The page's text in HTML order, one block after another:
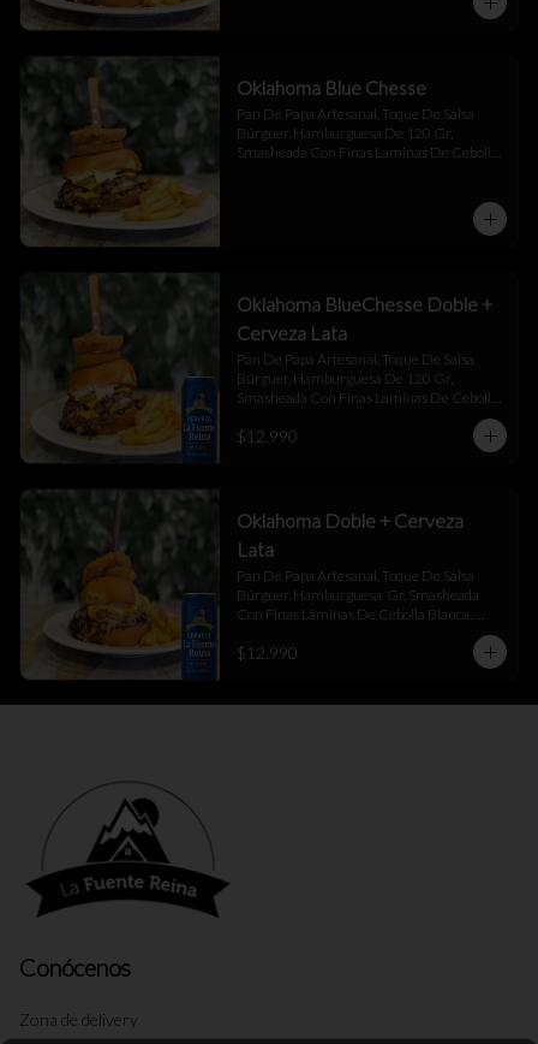
Oklahoma Blue Chesse
Pan De Papa Artesanal, Toque De Salsa
Búrguer, Hamburguesa De 120 Gr,
Smasheada Con Finas Laminas De Cebolla
Oklahoma BlueChesse Doble +
Cerveza Lata
Pan De Papa Artesanal, Toque De Salsa
Búrguer, Hamburguesa De 120 Gr,
Smasheada Con Finas Laminas De Cebolla
Jalapeño Y Toque De Salsa Búrguer .
$12.990
Oklahoma Doble + Cerveza
Lata
Pan De Papa Artesanal, Toque De Salsa
Búrguer, Hamburguesa  Gr, Smasheada
Con Finas Láminas De Cebolla Blanca,
Queso Cheddar Y Toque De Salsa Búrguer.
$12.990
Conócenos
Zona de delivery